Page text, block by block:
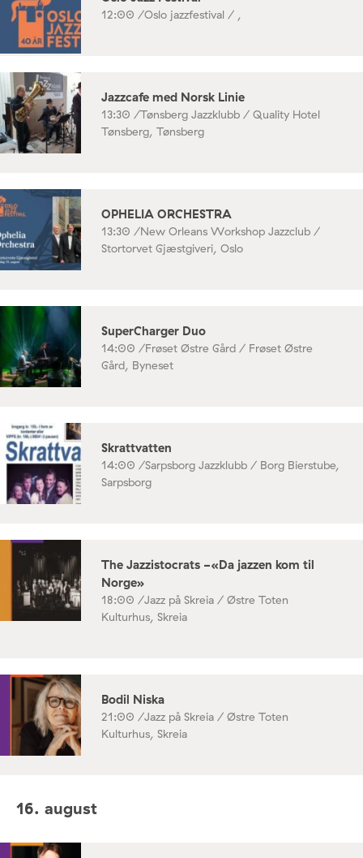
12:00 /Oslo jazzfestival / ,
Jazzcafe med Norsk Linie
13:30 /Tønsberg Jazzklubb / Quality Hotel
Tønsberg, Tønsberg
OPHELIA ORCHESTRA
13:30 /New Orleans Workshop Jazzclub /
Stortorvet Gjæstgiveri, Oslo
SuperCharger Duo
14:00 /Frøset Østre Gård / Frøset Østre
Gård, Byneset
Skrattvatten
14:00 /Sarpsborg Jazzklubb / Borg Bierstube,
Sarpsborg
The Jazzistocrats -«Da jazzen kom til
Norge»
18:00 /Jazz på Skreia / Østre Toten
Kulturhus, Skreia
Bodil Niska
21:00 /Jazz på Skreia / Østre Toten
Kulturhus, Skreia
16. august